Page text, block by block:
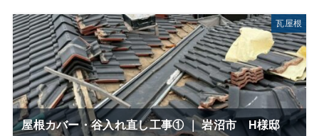
瓦屋根
屋根カバー・谷入れ直し工事① ｜ 岩沼市 H様邸